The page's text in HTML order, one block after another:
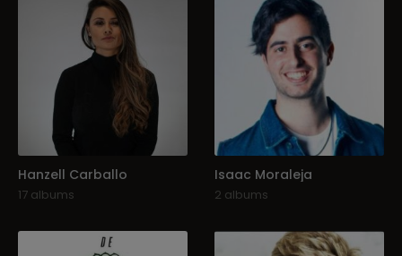
Hanzell Carballo
17 albums
Isaac Moraleja
2 albums